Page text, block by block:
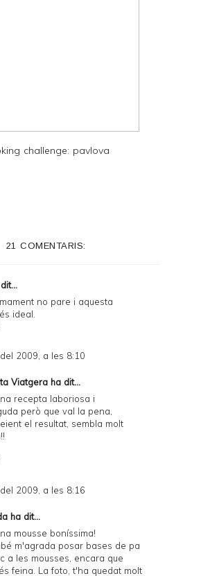
challenge: pavlova
21 COMENTARIS:
no pare i aquesta
ideal.
del 2009, a les 8:10
Viatgera ha dit...
recepta laboriosa i
però que val la pena,
el resultat, sembla molt
del 2009, a les 8:16
ha dit...
mousse boníssima!
m'agrada posar bases de pa
a les mousses, encara que
feina. La foto, t'ha quedat molt